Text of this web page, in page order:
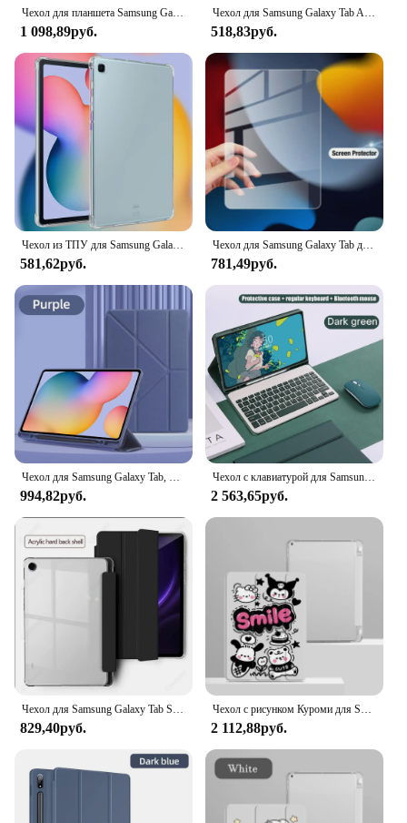
Чехол для планшета Samsung Galaxy Tab A9+ S9FE S8 S7 S6 A7 Lite A9 8,7 дюйма A8 S5E 10,5 Funda para tab A Cover Handheld Protector
1 098,89руб.
Чехол для Samsung Galaxy Tab A9 Plus 11-дюймовый смарт-планшет Funda для Tab A9 8,7-дюймовый S6 Lite S9 S9FE S7 S8 11-дюймовый чехол для планшета A8 A7
518,83руб.
Чехол из ТПУ для Samsung Galaxy Tab S6 Lite 10,4, S7 S8 S9 11 10,9 12,4, A8 10,5, A7 10,4, A9 8,7, A9 Plus 11, противоударный чехол
581,62руб.
Чехол для Samsung Galaxy Tab для Tab S8 Ultra 14,6 S8 Plus S7 Plus S7 FE 12,4 S7 S8 11 S6 Lite 10,4 с гнездом для ручки, чехол для планшета
781,49руб.
994,82руб.
Чехол с клавиатурой для Samsung Galaxy Tab A9 Plus, чехол для планшета S6 Lite 10,4 дюйма S7 S8 S9 11 дюймов S7 + S8 + S9 + S9 FE + 12,4 дюйма
2 563,65руб.
829,40руб. 2 112,88руб.